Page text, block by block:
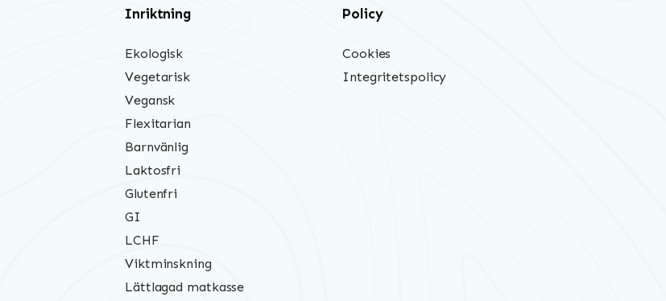
Inriktning
Ekologisk
Vegetarisk
Vegansk
Flexitarian
Barnvänlig
Laktosfri
Glutenfri
GI
LCHF
Viktminskning
Lättlagad matkasse
Policy
Cookies
Integritetspolicy